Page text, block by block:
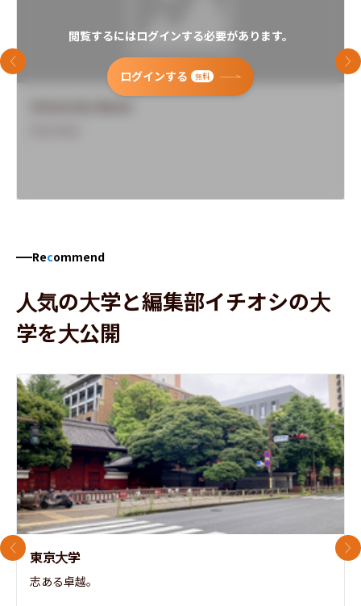
閲覧するにはログインする必要があります。
ログインする 無料
前のスライド 次
Recommend
人気の大学と編集部イチオシの大
学を大公開
東京大学
志ある卓越。
前のスライド 次